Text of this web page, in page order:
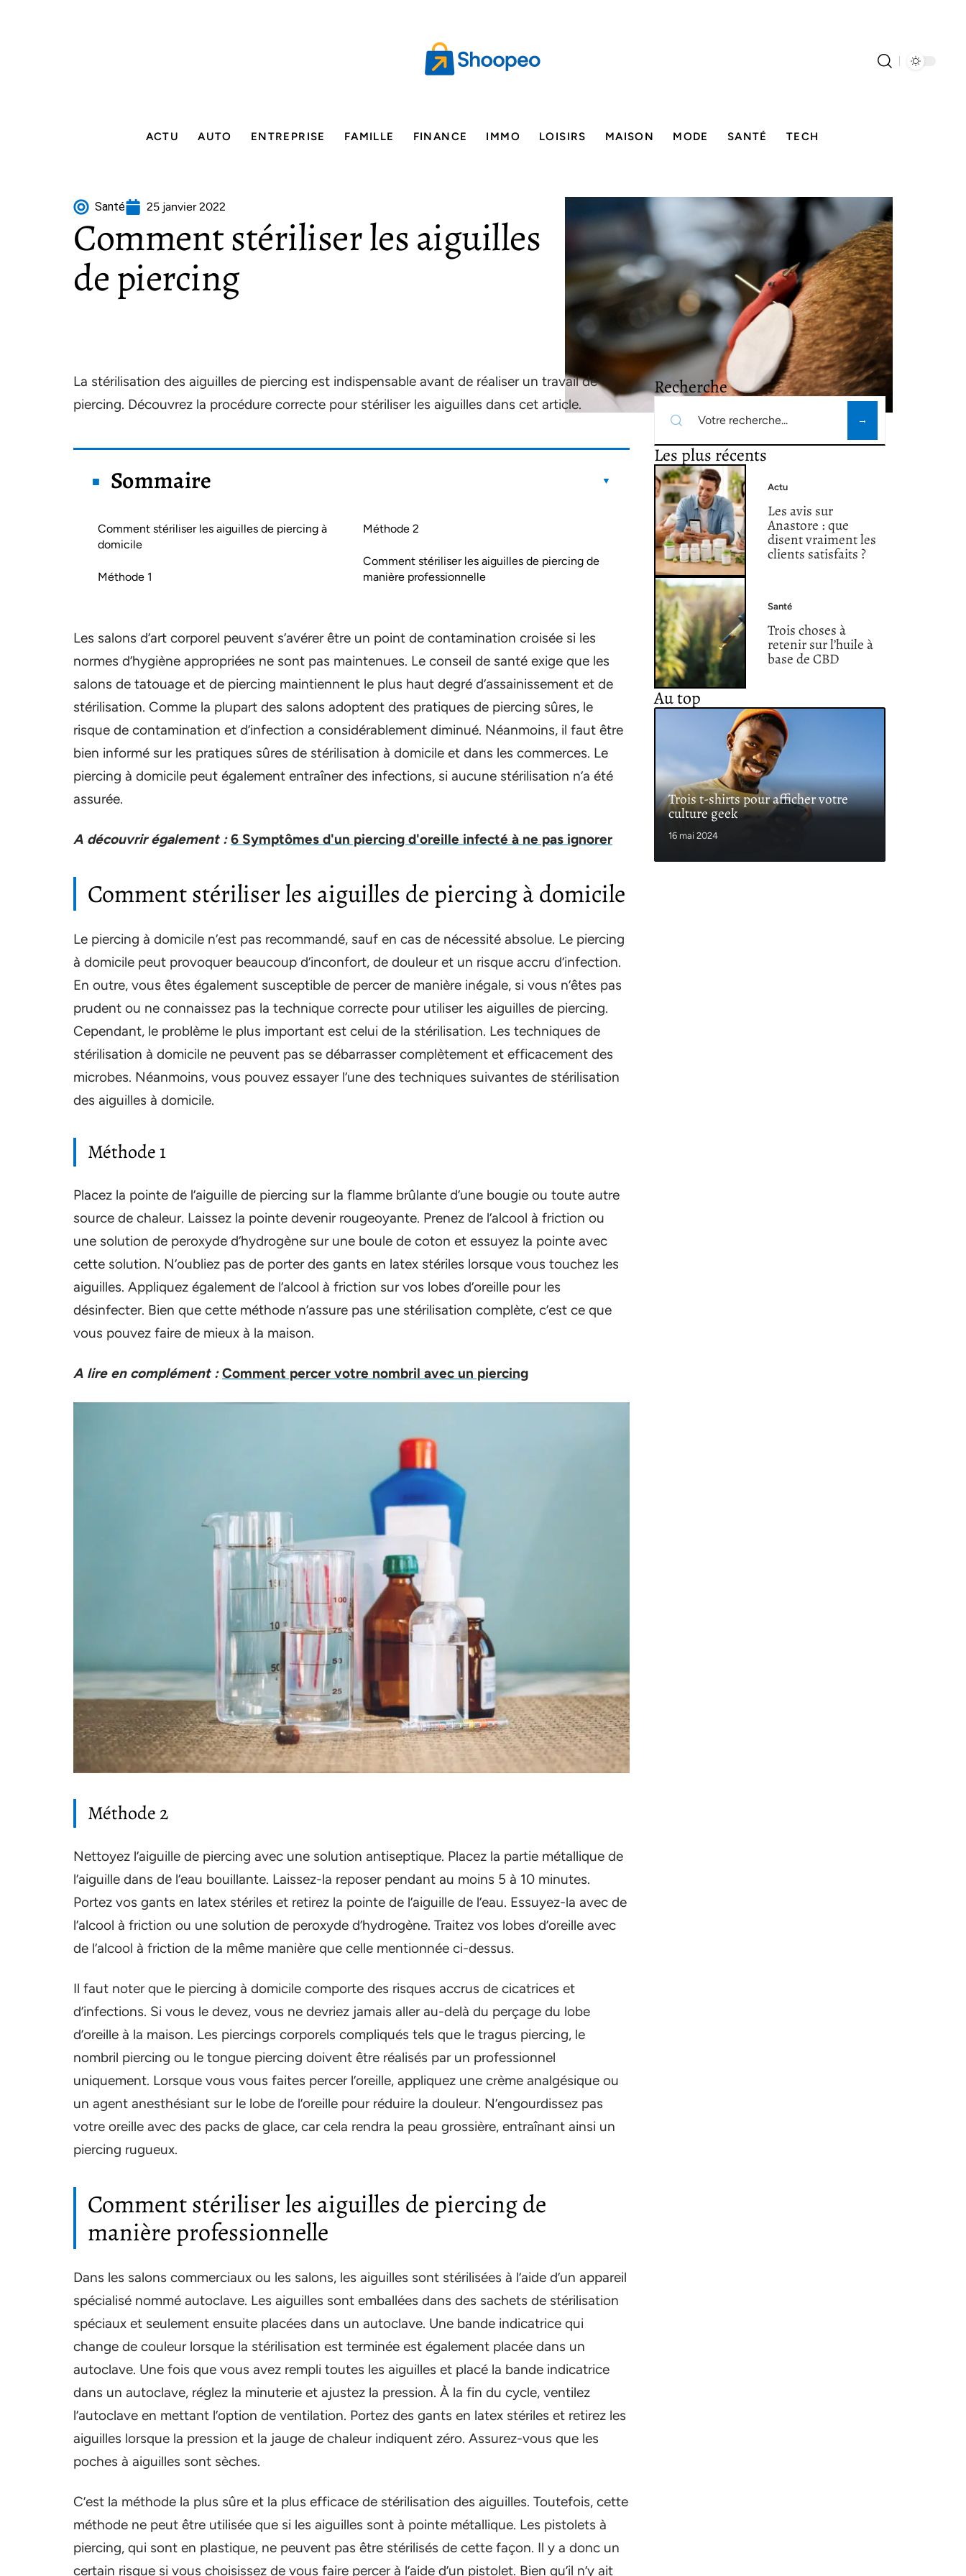
ACTU AUTO ENTREPRISE FAMILLE FINANCE IMMO LOISIRS MAISON MODE SANTÉ TECH
Santé 25 janvier 2022
Comment stériliser les aiguilles
de piercing
La stérilisation des aiguilles de piercing est indispensable avant de réaliser un travail de
piercing. Découvrez la procédure correcte pour stériliser les aiguilles dans cet article.
Sommaire
Comment stériliser les aiguilles de piercing à
domicile
Méthode 1
Méthode 2
Comment stériliser les aiguilles de piercing de
manière professionnelle
Les salons d’art corporel peuvent s’avérer être un point de contamination croisée si les
normes d’hygiène appropriées ne sont pas maintenues. Le conseil de santé exige que les
salons de tatouage et de piercing maintiennent le plus haut degré d’assainissement et de
stérilisation. Comme la plupart des salons adoptent des pratiques de piercing sûres, le
risque de contamination et d’infection a considérablement diminué. Néanmoins, il faut être
bien informé sur les pratiques sûres de stérilisation à domicile et dans les commerces. Le
piercing à domicile peut également entraîner des infections, si aucune stérilisation n’a été
assurée.
A découvrir également : 6 Symptômes d'un piercing d'oreille infecté à ne pas ignorer
Comment stériliser les aiguilles de piercing à domicile
Le piercing à domicile n’est pas recommandé, sauf en cas de nécessité absolue. Le piercing
à domicile peut provoquer beaucoup d’inconfort, de douleur et un risque accru d’infection.
En outre, vous êtes également susceptible de percer de manière inégale, si vous n’êtes pas
prudent ou ne connaissez pas la technique correcte pour utiliser les aiguilles de piercing.
Cependant, le problème le plus important est celui de la stérilisation. Les techniques de
stérilisation à domicile ne peuvent pas se débarrasser complètement et efficacement des
microbes. Néanmoins, vous pouvez essayer l’une des techniques suivantes de stérilisation
des aiguilles à domicile.
Méthode 1
Placez la pointe de l’aiguille de piercing sur la flamme brûlante d’une bougie ou toute autre
source de chaleur. Laissez la pointe devenir rougeoyante. Prenez de l’alcool à friction ou
une solution de peroxyde d’hydrogène sur une boule de coton et essuyez la pointe avec
cette solution. N’oubliez pas de porter des gants en latex stériles lorsque vous touchez les
aiguilles. Appliquez également de l’alcool à friction sur vos lobes d’oreille pour les
désinfecter. Bien que cette méthode n’assure pas une stérilisation complète, c’est ce que
vous pouvez faire de mieux à la maison.
A lire en complément : Comment percer votre nombril avec un piercing
Méthode 2
Nettoyez l’aiguille de piercing avec une solution antiseptique. Placez la partie métallique de
l’aiguille dans de l’eau bouillante. Laissez-la reposer pendant au moins 5 à 10 minutes.
Portez vos gants en latex stériles et retirez la pointe de l’aiguille de l’eau. Essuyez-la avec de
l’alcool à friction ou une solution de peroxyde d’hydrogène. Traitez vos lobes d’oreille avec
de l’alcool à friction de la même manière que celle mentionnée ci-dessus.
Il faut noter que le piercing à domicile comporte des risques accrus de cicatrices et
d’infections. Si vous le devez, vous ne devriez jamais aller au-delà du perçage du lobe
d’oreille à la maison. Les piercings corporels compliqués tels que le tragus piercing, le
nombril piercing ou le tongue piercing doivent être réalisés par un professionnel
uniquement. Lorsque vous vous faites percer l’oreille, appliquez une crème analgésique ou
un agent anesthésiant sur le lobe de l’oreille pour réduire la douleur. N’engourdissez pas
votre oreille avec des packs de glace, car cela rendra la peau grossière, entraînant ainsi un
piercing rugueux.
Comment stériliser les aiguilles de piercing de
manière professionnelle
Dans les salons commerciaux ou les salons, les aiguilles sont stérilisées à l’aide d’un appareil
spécialisé nommé autoclave. Les aiguilles sont emballées dans des sachets de stérilisation
spéciaux et seulement ensuite placées dans un autoclave. Une bande indicatrice qui
change de couleur lorsque la stérilisation est terminée est également placée dans un
autoclave. Une fois que vous avez rempli toutes les aiguilles et placé la bande indicatrice
dans un autoclave, réglez la minuterie et ajustez la pression. À la fin du cycle, ventilez
l’autoclave en mettant l’option de ventilation. Portez des gants en latex stériles et retirez les
aiguilles lorsque la pression et la jauge de chaleur indiquent zéro. Assurez-vous que les
poches à aiguilles sont sèches.
C’est la méthode la plus sûre et la plus efficace de stérilisation des aiguilles. Toutefois, cette
méthode ne peut être utilisée que si les aiguilles sont à pointe métallique. Les pistolets à
piercing, qui sont en plastique, ne peuvent pas être stérilisés de cette façon. Il y a donc un
certain risque si vous choisissez de vous faire percer à l’aide d’un pistolet. Bien qu’il n’y ait
Recherche
Les plus récents
Actu
Les avis sur
Anastore : que
disent vraiment les
clients satisfaits ?
Santé
Trois choses à
retenir sur l’huile à
base de CBD
Au top
Trois t-shirts pour afficher votre
culture geek
16 mai 2024